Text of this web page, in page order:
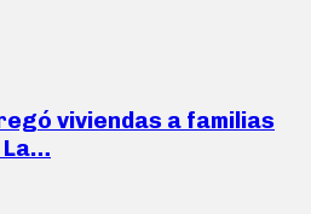
viviendas a familias
La…